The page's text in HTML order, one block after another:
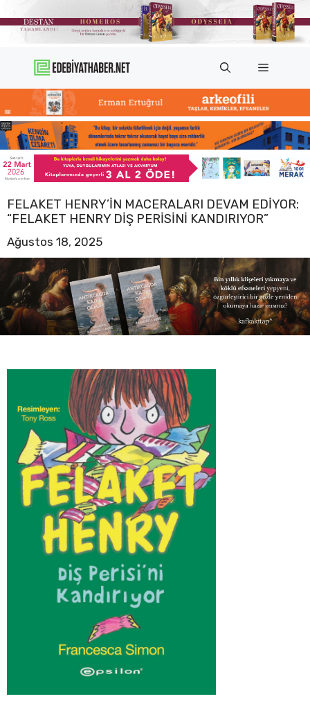
atla
Menü
FELAKET HENRY’IN MACERALARI DEVAM EDIYOR:
“FELAKET HENRY DIŞ PERISINI KANDIRIYOR”
Ağustos 18, 2025